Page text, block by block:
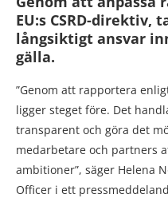
EU:s CSRD-direktiv,
långsiktigt ansvar
gälla.
”Genom att rapportera
ligger steget före. Det
transparent och göra det
medarbetare och partners
ambitioner”, säger Helena
Officer i ett